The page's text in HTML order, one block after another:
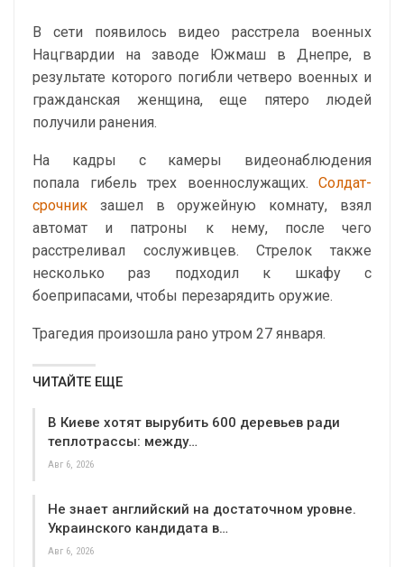
В сети появилось видео расстрела военных
Нацгвардии на заводе Южмаш в Днепре, в
результате которого погибли четверо военных и
гражданская женщина, еще пятеро людей
получили ранения.
На кадры с камеры видеонаблюдения
попала гибель трех военнослужащих. Солдат-
срочник зашел в оружейную комнату, взял
автомат и патроны к нему, после чего
расстреливал сослуживцев. Стрелок также
несколько раз подходил к шкафу с
боеприпасами, чтобы перезарядить оружие.
Трагедия произошла рано утром 27 января.
ЧИТАЙТЕ ЕЩЕ
В Киеве хотят вырубить 600 деревьев ради
теплотрассы: между…
Авг 6, 2026
Не знает английский на достаточном уровне.
Украинского кандидата в…
Авг 6, 2026